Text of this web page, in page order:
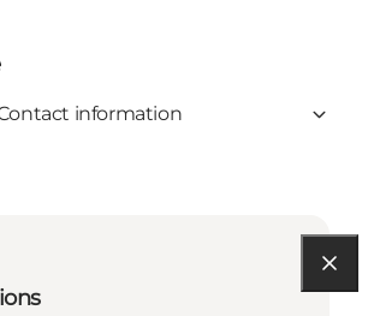
information